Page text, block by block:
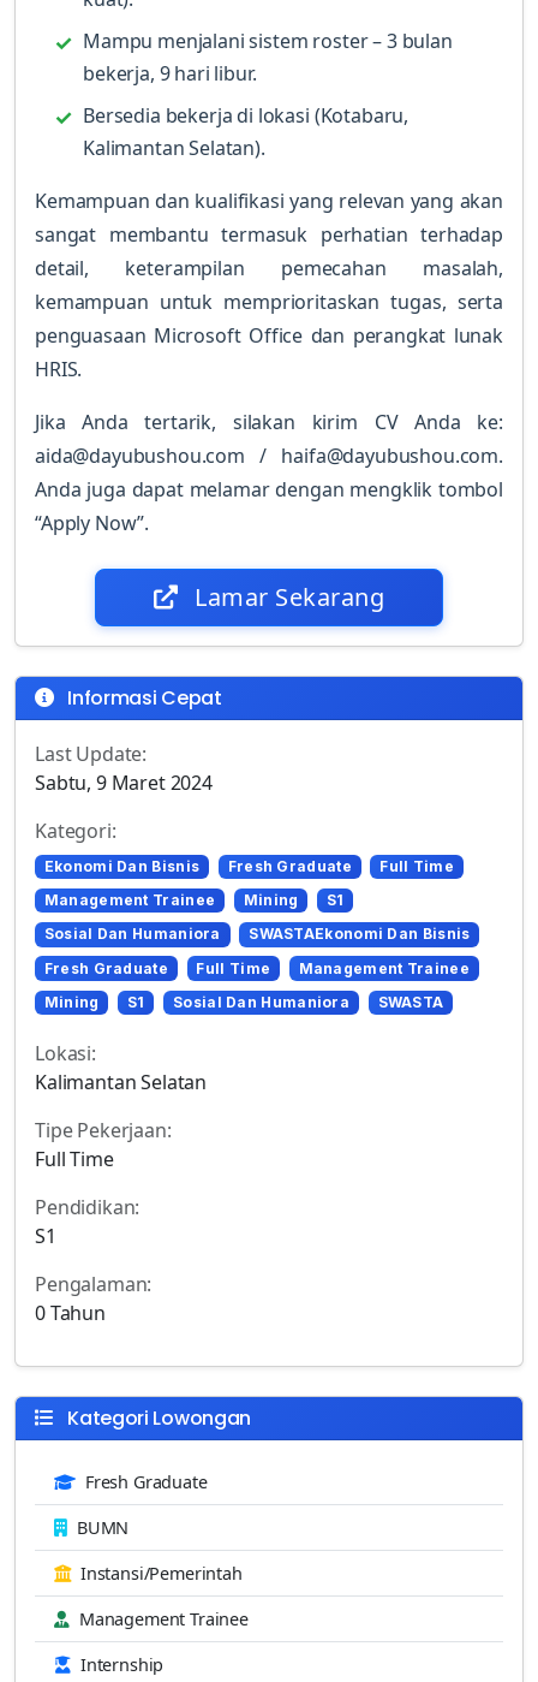
Mampu menjalani sistem roster – 3 bulan
bekerja, 9 hari libur.
Bersedia bekerja di lokasi (Kotabaru,
Kalimantan Selatan).
Kemampuan dan kualifikasi yang relevan yang akan
sangat membantu termasuk perhatian terhadap
detail, keterampilan pemecahan masalah,
kemampuan untuk memprioritaskan tugas, serta
penguasaan Microsoft Office dan perangkat lunak
HRIS.
Jika Anda tertarik, silakan kirim CV Anda ke:
aida@dayubushou.com / haifa@dayubushou.com.
Anda juga dapat melamar dengan mengklik tombol
“Apply Now”.
Lamar Sekarang
Informasi Cepat
Last Update:
Sabtu, 9 Maret 2024
Kategori:
Ekonomi Dan Bisnis Fresh Graduate
Full Time
Management Trainee
Mining
S1
Sosial Dan Humaniora
SWASTAEkonomi Dan Bisnis
Fresh Graduate
Full Time
Management Trainee
Mining
S1 Sosial Dan Humaniora SWASTA
Lokasi:
Kalimantan Selatan
Tipe Pekerjaan:
Full Time
Pendidikan:
S1
Pengalaman:
0 Tahun
Kategori Lowongan
Fresh Graduate
BUMN
Instansi/Pemerintah
Management Trainee
Internship